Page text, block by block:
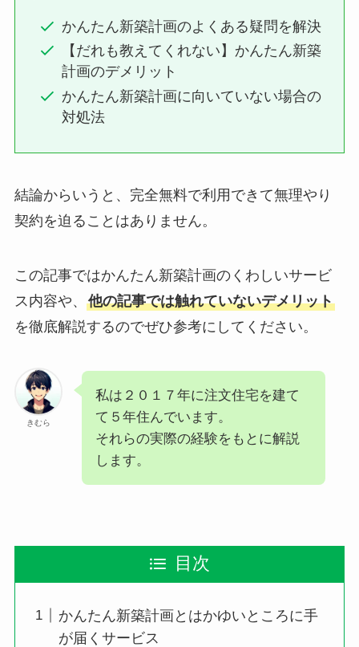
かんたん新築計画のよくある疑問を解決
【だれも教えてくれない】かんたん新築
計画のデメリット
かんたん新築計画に向いていない場合の
対処法
結論からいうと、完全無料で利用できて無理やり
契約を迫ることはありません。
この記事ではかんたん新築計画のくわしいサービ
ス内容や、 他の記事では触れていないデメリット
を徹底解説するのでぜひ参考にしてください。
きむら
私は２０１７年に注文住宅を建て
て５年住んでいます。
それらの実際の経験をもとに解説
します。
目次
かんたん新築計画とはかゆいところに手
が届くサービス